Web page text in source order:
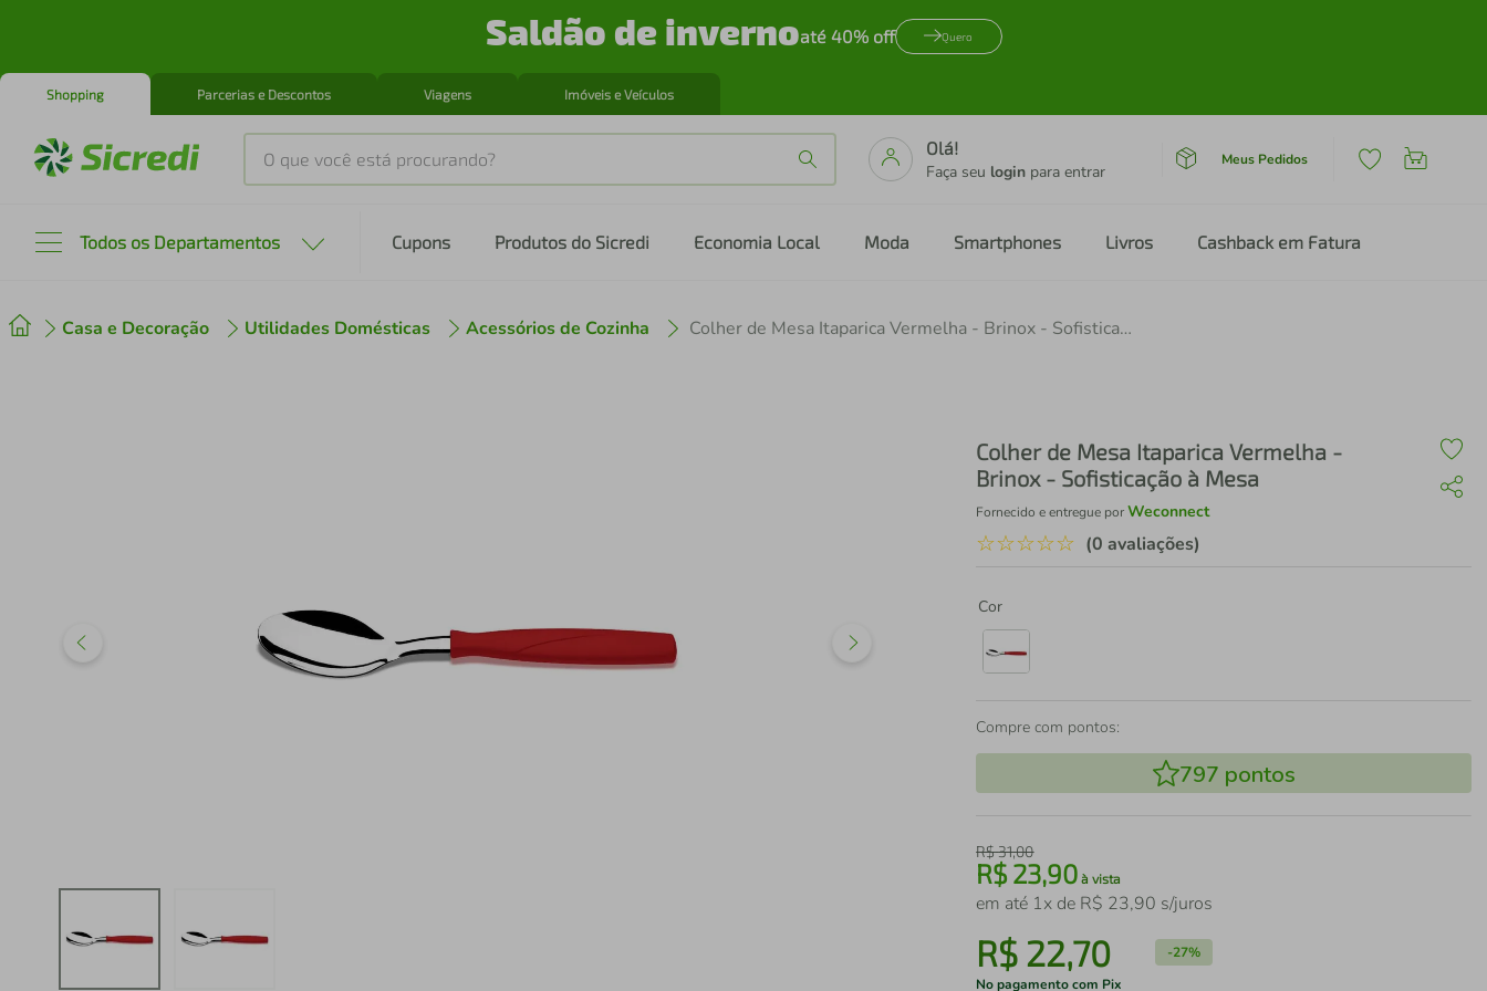
Saldão de invernoaté 40% off Quero
Shopping Parcerias e Descontos Viagens Imóveis e Veículos
O que você está procurando?
Olá!
Faça seu login para entrar
Meus Pedidos
Todos os Departamentos Cupons Produtos do Sicredi Economia Local Moda Smartphones Livros Cashback em Fatura
Casa e Decoração Utilidades Domésticas Acessórios de Cozinha Colher de Mesa Itaparica Vermelha - Brinox - Sofisticação à Mesa
Colher de Mesa Itaparica Vermelha -
Brinox - Sofisticação à Mesa
Fornecido e entregue porWeconnect
☆☆☆☆☆ (0 avaliações)
Cor
Compre com pontos:
797 pontos
R$31,00
R$23,90 à vista
em até 1x de R$ 23,90 s/juros
R$ 22,70 -27%
No pagamento com Pix
º cafeteira